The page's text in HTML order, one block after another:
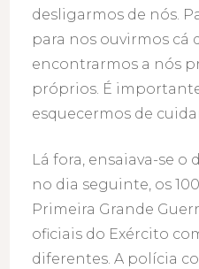
desligarmos de nós.
para nos ouvirmos cá
encontrarmos a nós
próprios. É
esquecermos de
Lá fora, ensaiava-se o
no dia seguinte, os
Primeira Grande
oficiais do Exército
diferentes. A polícia